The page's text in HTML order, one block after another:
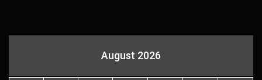
August 2026